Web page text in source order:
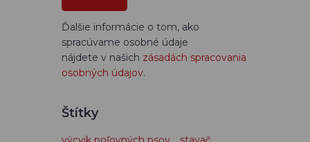
Ďalšie informácie o tom, ako
spracúvame osobné údaje
nájdete v našich zásadách spracovania
osobných údajov.
Štítky